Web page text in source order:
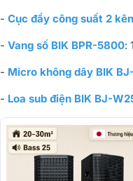
- Cục đẩy công suất 2
- Vang số BIK BPR-5800:
- Micro không dây BIK
- Loa sub điện BIK BJ-